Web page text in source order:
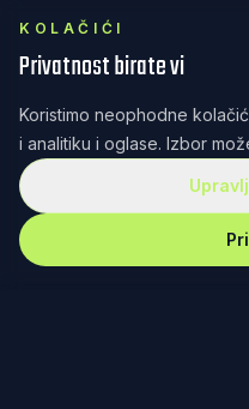
KOLAČIĆI
Privatnost birate vi
Koristimo neophodne
i analitiku i oglase. Izbor